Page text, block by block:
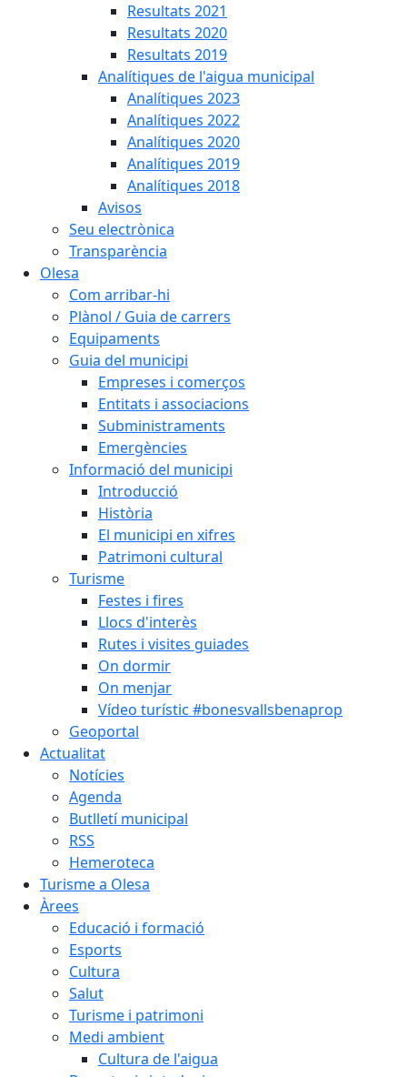
Resultats 2021
Resultats 2020
Resultats 2019
Analítiques de l'aigua municipal
Analítiques 2023
Analítiques 2022
Analítiques 2020
Analítiques 2019
Analítiques 2018
Avisos
Seu electrònica
Transparència
Olesa
Com arribar-hi
Plànol / Guia de carrers
Equipaments
Guia del municipi
Empreses i comerços
Entitats i associacions
Subministraments
Emergències
Informació del municipi
Introducció
Història
El municipi en xifres
Patrimoni cultural
Turisme
Festes i fires
Llocs d'interès
Rutes i visites guiades
On dormir
On menjar
Vídeo turístic #bonesvallsbenaprop
Geoportal
Actualitat
Notícies
Agenda
Butlletí municipal
RSS
Hemeroteca
Turisme a Olesa
Àrees
Educació i formació
Esports
Cultura
Salut
Turisme i patrimoni
Medi ambient
Cultura de l'aigua